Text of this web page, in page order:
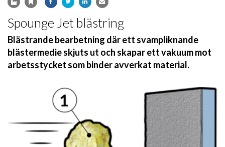
Spounge Jet blästring
Blästrande bearbetning där ett svampliknande
blästermedie skjuts ut och skapar ett vakuum mot
arbetsstycket som binder avverkat material.